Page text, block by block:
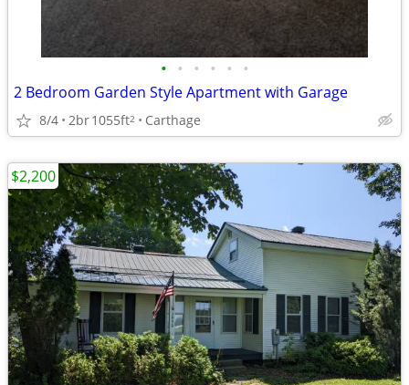
• • • • • •
2 Bedroom Garden Style Apartment with Garage
8/4 2br1055ft2 Carthage
$2,200